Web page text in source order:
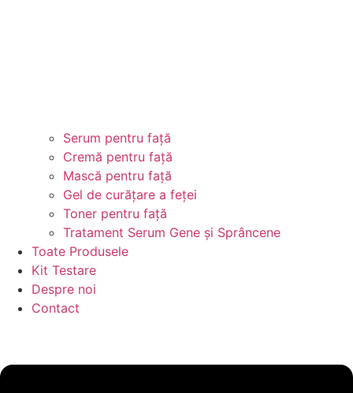
Serum pentru față
Cremă pentru față
Mască pentru față
Gel de curățare a feței
Toner pentru față
Tratament Serum Gene și Sprâncene
Toate Produsele
Kit Testare
Despre noi
Contact